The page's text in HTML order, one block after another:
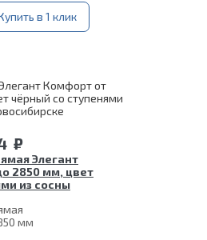
мм
25 лет
в 1 клик
₽
Элегант
2850 мм, цвет
из сосны
мм